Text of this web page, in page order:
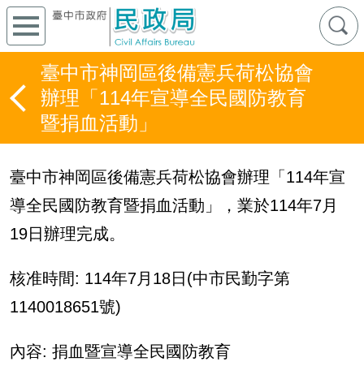
臺中市神岡區後備憲兵荷松協會
辦理「114年宣導全民國防教育
暨捐血活動」
臺中市神岡區後備憲兵荷松協會辦理「 114年宣
導全民國防教育暨捐血活動」，業於114年7月
19日辦理完成。
核准時間: 114年7月 18日 (中市民勤字第
1140018651號)
內容: 捐血暨宣導全民國防教育